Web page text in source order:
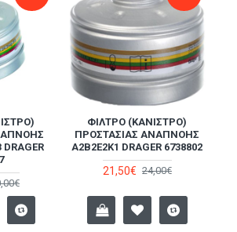
ΦΊΛΤΡΟ (ΚΆΝΙΣΤΡΟ)
ΠΡΟΣΤΑΣΊΑΣ ΑΝΑΠΝΟΉΣ
Α2Β2Ε2Κ1 DRAGER 6738802
21,50€ 24,00€